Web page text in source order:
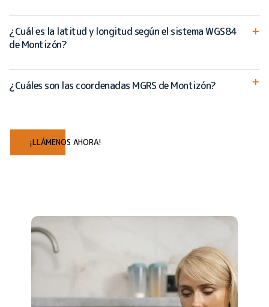
¿Cuál es la latitud y longitud según el sistema WGS84
de Montizón?
¿Cuáles son las coordenadas MGRS de Montizón?
¡LLÁMENOS AHORA!